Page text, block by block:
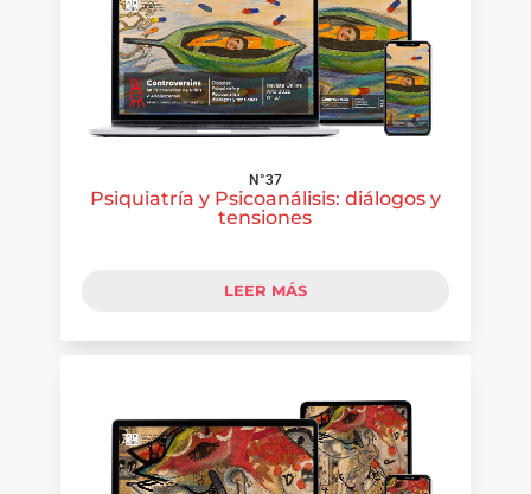
N°37
Psiquiatría y Psicoanálisis: diálogos y
tensiones
LEER MÁS